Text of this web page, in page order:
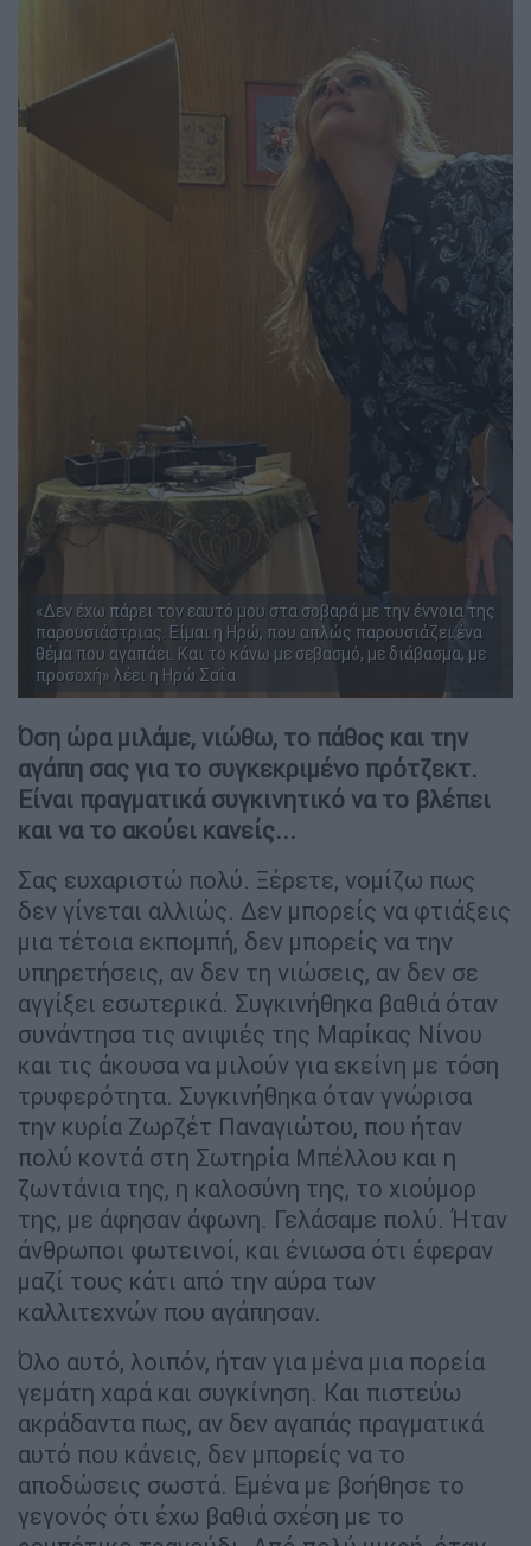
«Δεν έχω πάρει τον εαυτό μου στα σοβαρά με την έννοια της
παρουσιάστριας. Είμαι η Ηρώ, που απλώς παρουσιάζει ένα
θέμα που αγαπάει. Και το κάνω με σεβασμό, με διάβασμα, με
προσοχή» λέει η Ηρώ Σαΐα
Όση ώρα μιλάμε, νιώθω, το πάθος και την
αγάπη σας για το συγκεκριμένο πρότζεκτ.
Είναι πραγματικά συγκινητικό να το βλέπει
και να το ακούει κανείς...
Σας ευχαριστώ πολύ. Ξέρετε, νομίζω πως
δεν γίνεται αλλιώς. Δεν μπορείς να φτιάξεις
μια τέτοια εκπομπή, δεν μπορείς να την
υπηρετήσεις, αν δεν τη νιώσεις, αν δεν σε
αγγίξει εσωτερικά. Συγκινήθηκα βαθιά όταν
συνάντησα τις ανιψιές της Μαρίκας Νίνου
και τις άκουσα να μιλούν για εκείνη με τόση
τρυφερότητα. Συγκινήθηκα όταν γνώρισα
την κυρία Ζωρζέτ Παναγιώτου, που ήταν
πολύ κοντά στη Σωτηρία Μπέλλου και η
ζωντάνια της, η καλοσύνη της, το χιούμορ
της, με άφησαν άφωνη. Γελάσαμε πολύ. Ήταν
άνθρωποι φωτεινοί, και ένιωσα ότι έφεραν
μαζί τους κάτι από την αύρα των
καλλιτεχνών που αγάπησαν.
Όλο αυτό, λοιπόν, ήταν για μένα μια πορεία
γεμάτη χαρά και συγκίνηση. Και πιστεύω
ακράδαντα πως, αν δεν αγαπάς πραγματικά
αυτό που κάνεις, δεν μπορείς να το
αποδώσεις σωστά. Εμένα με βοήθησε το
γεγονός ότι έχω βαθιά σχέση με το